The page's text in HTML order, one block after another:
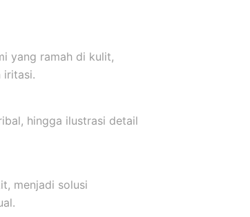
yang ramah di kulit,
iritasi.
hingga ilustrasi detail
menjadi solusi